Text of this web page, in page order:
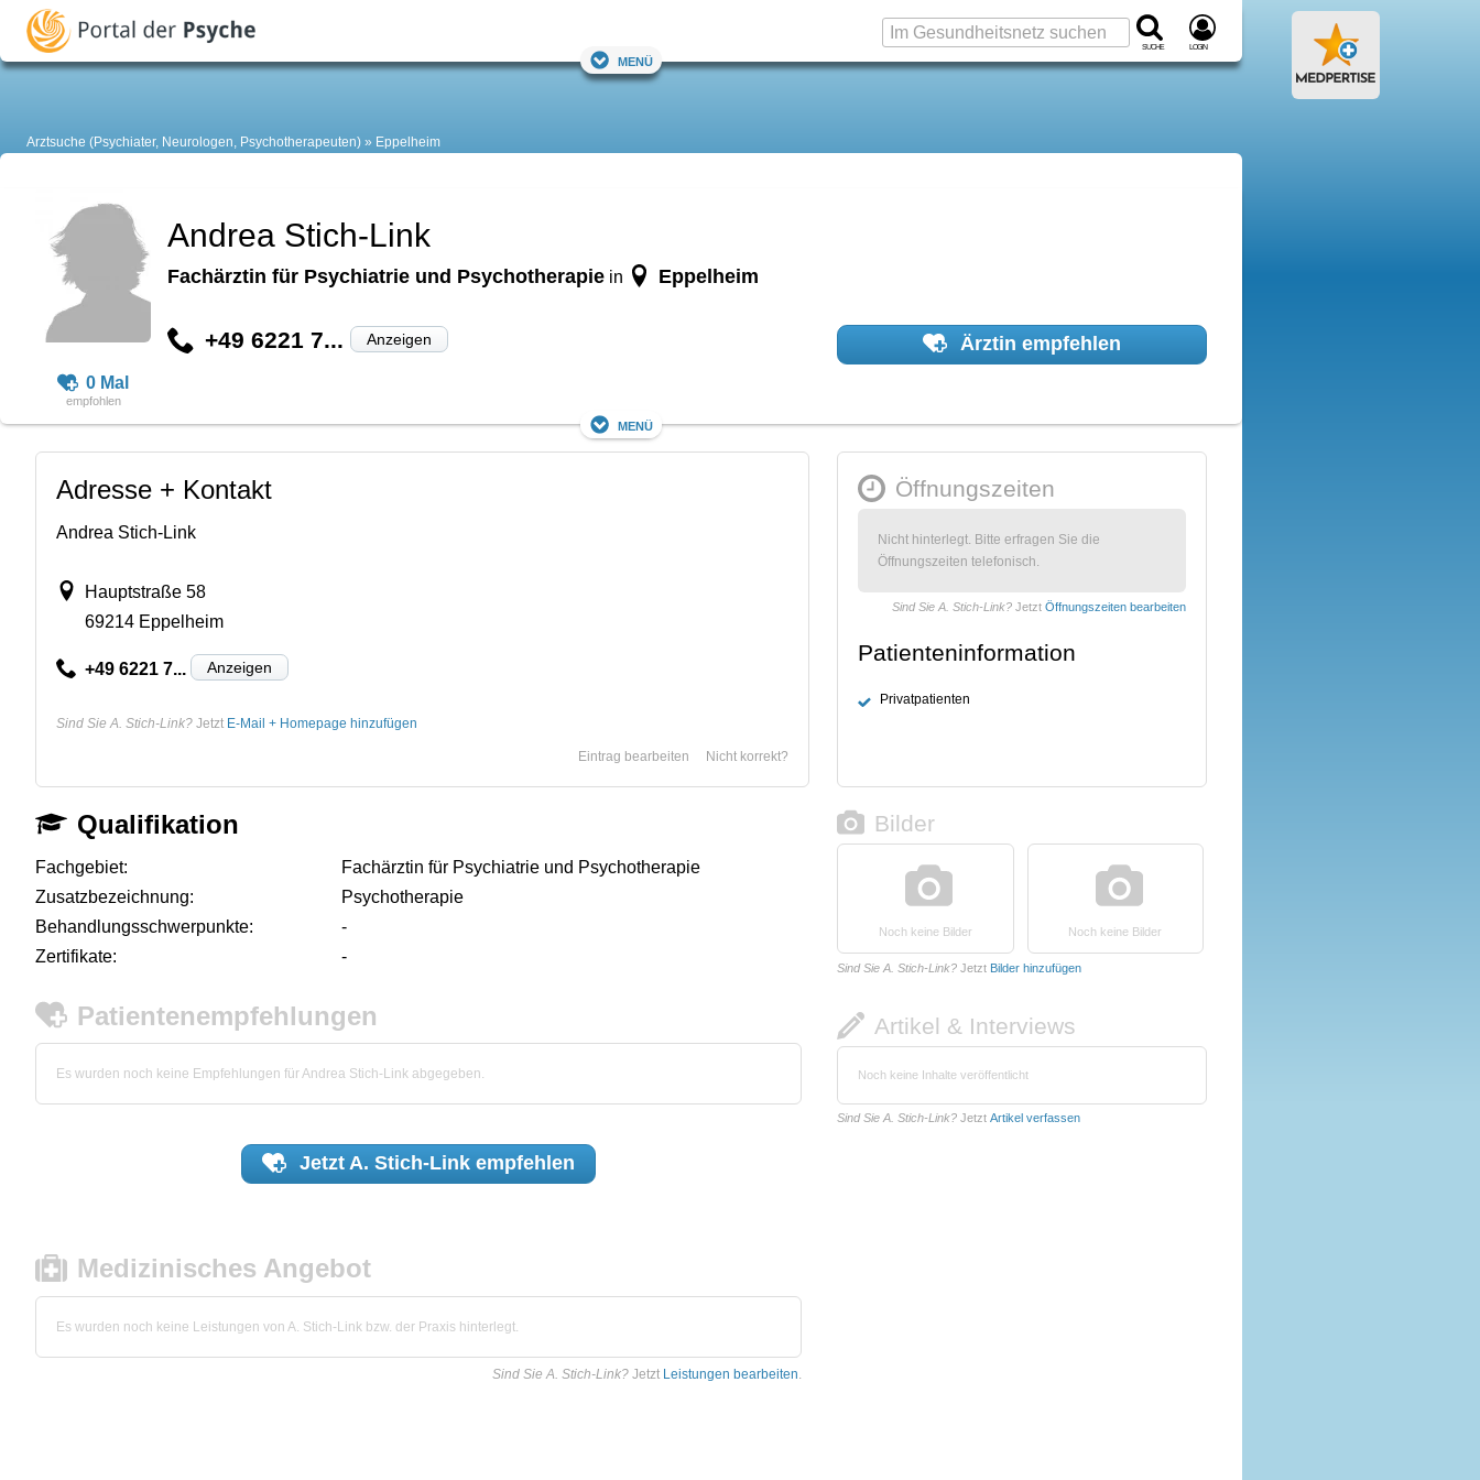
Suche Login
Menü
Arztsuche (Psychiater, Neurologen, Psychotherapeuten) Eppelheim
0 Mal
Andrea Stich-Link
Fachärztin für Psychiatrie und Psychotherapie in Eppelheim
+49 6221 7... Anzeigen Ärztin empfehlen
Menü
Adresse + Kontakt
Andrea Stich-Link
Hauptstraße 58
69214 Eppelheim
+49 6221 7... Anzeigen
Sind Sie A. Stich-Link? Jetzt E-Mail + Homepage hinzufügen
Nicht korrekt?
Eintrag bearbeiten
Öffnungszeiten
Nicht hinterlegt. Bitte erfragen Sie die
Öffnungszeiten telefonisch.
Sind Sie A. Stich-Link? Jetzt Öffnungszeiten bearbeiten
Patienteninformation
Privatpatienten
Qualifikation
Fachgebiet:
Fachärztin für Psychiatrie und Psychotherapie
Zusatzbezeichnung:
Psychotherapie
Behandlungsschwerpunkte:
-
Zertifikate:
-
Patientenempfehlungen
Es wurden noch keine Empfehlungen für Andrea Stich-Link abgegeben.
Jetzt A. Stich-Linkempfehlen
Medizinisches Angebot
Es wurden noch keine Leistungen von A. Stich-Link bzw. der Praxis hinterlegt.
Sind Sie A. Stich-Link? Jetzt Leistungen bearbeiten.
Bilder
Noch keine Bilder Noch keine Bilder
Sind Sie A. Stich-Link? Jetzt Bilder hinzufügen
Artikel & Interviews
Noch keine Inhalte veröffentlicht
Sind Sie A. Stich-Link? Jetzt Artikel verfassen